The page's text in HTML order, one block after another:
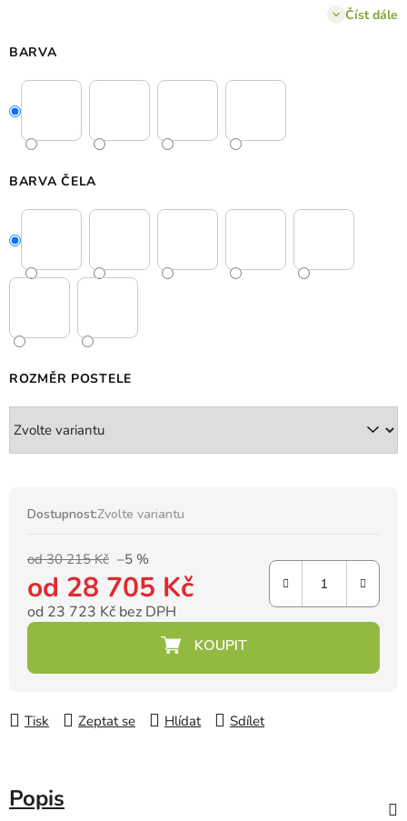
Číst dále
BARVA
BARVA ČELA
ROZMĚR POSTELE
Dostupnost:Zvolte variantu
od 30 215 Kč –5 %
od 28 705 Kč
od 23 723 Kč bez DPH
Tisk Zeptat se Hlídat Sdílet
Popis